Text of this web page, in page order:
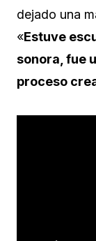
dejado una
«Estuve
sonora, fue
proceso